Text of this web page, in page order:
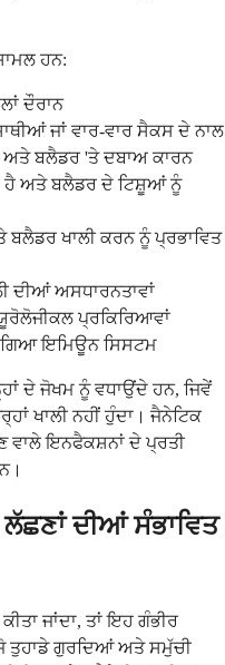
ਹਨ:
ਦੌਰਾਨ
ਜਾਂ ਵਾਰ-ਵਾਰ ਸੈਕਸ ਦੇ ਨਾਲ
ਬਲੈਡਰ 'ਤੇ ਦਬਾਅ ਕਾਰਨ
ਹੈ ਅਤੇ ਬਲੈਡਰ ਦੇ ਟਿਸ਼ੂਆਂ ਨੂੰ
ਖਾਲੀ ਕਰਨ ਨੂੰ ਪ੍ਰਭਾਵਿਤ
ਦੀਆਂ ਅਸਧਾਰਨਤਾਵਾਂ
ਪ੍ਰਕਿਰਿਆਵਾਂ
ਇਮਿਊਨ ਸਿਸਟਮ
ਦੇ ਜੋਖਮ ਨੂੰ ਵਧਾਉਂਦੇ ਹਨ, ਜਿਵੇਂ
ਖਾਲੀ ਨਹੀਂ ਹੁੰਦਾ। ਜੈਨੇਟਿਕ
ਵਾਲੇ ਇਨਫੈਕਸ਼ਨਾਂ ਦੇ ਪ੍ਰਤੀ
ਲੱਛਣਾਂ ਦੀਆਂ ਸੰਭਾਵਿਤ
ਜਾਂਦਾ, ਤਾਂ ਇਹ ਗੰਭੀਰ
ਤੁਹਾਡੇ ਗੁਰਦਿਆਂ ਅਤੇ ਸਮੁੱਚੀ